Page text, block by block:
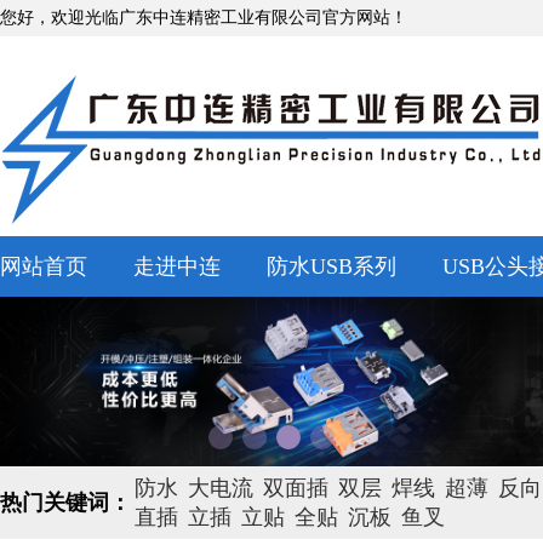
您好，欢迎光临广东中连精密工业有限公司官方网站！
网站首页 走进中连 防水USB系列 USB公头
热门关键词：
防水 大电流 双面插 双层 焊线 超薄 反向
直插 立插 立贴 全贴 沉板 鱼叉